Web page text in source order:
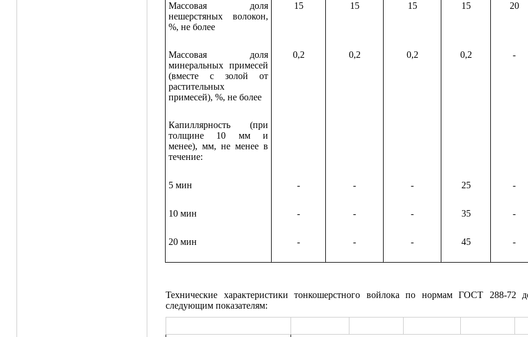
Массовая доля
нешерстяных волокон,
%, не более
15 15 15 15 20
Массовая доля
минеральных примесей
(вместе с золой от
растительных
примесей), %, не более
0,2 0,2 0,2 0,2 -
Капиллярность (при
толщине 10 мм и
менее), мм, не менее в
течение:
5 мин - - - 25 -
10 мин - - - 35 -
20 мин - - - 45 -
Технические характеристики тонкошерстного войлока по нормам ГОСТ 288-72
следующим показателям: